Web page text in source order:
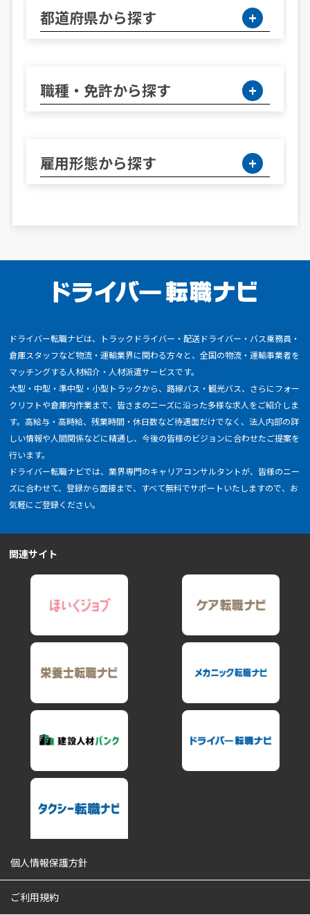
都道府県から探す
職種・免許から探す
雇用形態から探す
ドライバー転職ナビは、トラックドライバー・配送ドライバー・バス乗務員・
倉庫スタッフなど物流・運輸業界に関わる方々と、全国の物流・運輸事業者を
マッチングする人材紹介・人材派遣サービスです。
大型・中型・準中型・小型トラックから、路線バス・観光バス、さらにフォー
クリフトや倉庫内作業まで、皆さまのニーズに沿った多様な求人をご紹介しま
す。高給与・高時給、残業時間・休日数など待遇面だけでなく、法人内部の詳
しい情報や人間関係などに精通し、今後の皆様のビジョンに合わせたご提案を
行います。
ドライバー転職ナビでは、業界専門のキャリアコンサルタントが、皆様のニー
ズに合わせて、登録から面接まで、すべて無料でサポートいたしますので、お
気軽にご登録ください。
関連サイト
個人情報保護方針
ご利用規約